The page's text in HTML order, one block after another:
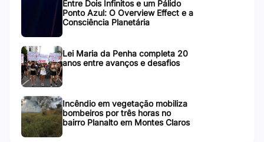
Entre Dois Infinitos e um Pálido
Ponto Azul: O Overview Effect e a
Consciência Planetária
Lei Maria da Penha completa 20
anos entre avanços e desafios
Incêndio em vegetação mobiliza
bombeiros por três horas no
bairro Planalto em Montes Claros